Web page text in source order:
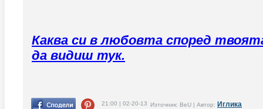
Каква си в любовта според
да видиш тук.
21:00 | 02-20-13 Източник: BeU | Автор: Иглика